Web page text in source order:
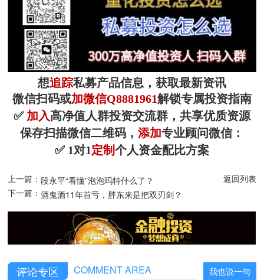
想追踪私募产品信息，获取最新资讯
微信扫码或加微信Q8881961解锁专属投资指南
✅ 加入高净值人群投资交流群，共享优质资源
保存扫描微信二维码， 添加专业顾问微信：
✅ 1对1定制个人资金配比方案
上一篇： 段永平“看懂”泡泡玛特什么了？
下一篇：酒鬼酒11年首亏，胖东来是把双刃剑？
返回列表
评论专区 COMMENT AREA 我也说一句